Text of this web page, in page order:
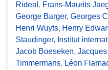
Rideal , Frans-Maurits
George Barger, Georges
Henri Wuyts, Henry
Staudinger, Institut
Jacob Boeseken,
Timmermans, Léon